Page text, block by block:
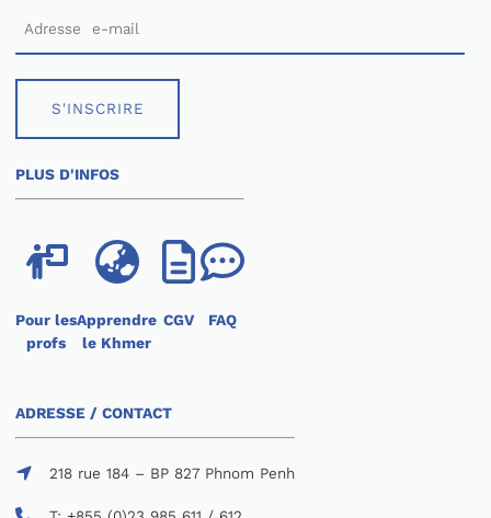
S'INSCRIRE
PLUS D'INFOS
Pour les
profs
Apprendre
le Khmer
CGV FAQ
ADRESSE / CONTACT
218 rue 184 – BP 827 Phnom Penh